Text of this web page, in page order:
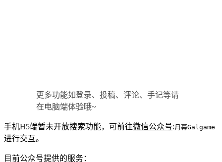
更多功能如登录、投稿、评论、手记等请
在电脑端体验哦~
手机H5端暂未开放搜索功能，可前往微信公众号: 月幕Galgame
进行交互。
目前公众号提供的服务：